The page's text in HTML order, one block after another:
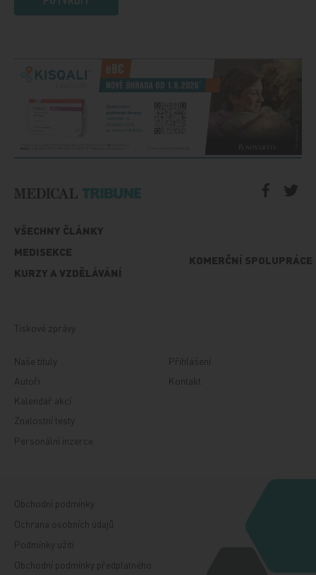
VŠECHNY ČLÁNKY
MEDISEKCE
KURZY A VZDĚLÁVÁNÍ
KOMERČNÍ SPOLUPRÁCE
Tiskové zprávy
Naše tituly
Autoři
Kalendář akcí
Znalostní testy
Personální inzerce
Přihlášení
Kontakt
Obchodní podmínky
Ochrana osobních údajů
Podmínky užití
Obchodní podmínky předplatného